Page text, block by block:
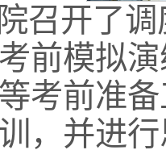
召开了
前模拟
考前准
，并进